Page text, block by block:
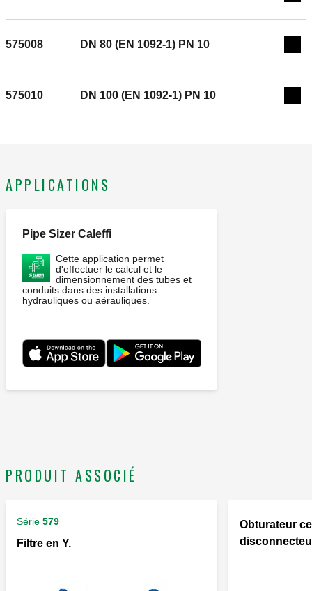
575008 DN 80 (EN 1092-1) PN 10
575010 DN 100 (EN 1092-1) PN 10
APPLICATIONS
Pipe Sizer Caleffi
Cette application permet
d'effectuer le calcul et le
dimensionnement des tubes et
conduits dans des installations
hydrauliques ou aérauliques.
PRODUIT ASSOCIÉ
Série 579
Filtre en Y.
Obturateur